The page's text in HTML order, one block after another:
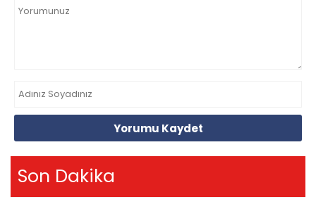
Yorumu Kaydet
Son Dakika